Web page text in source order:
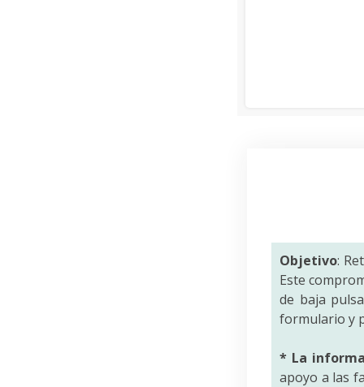
Objetivo:
Este
de baja
formulario y
* La
apoyo a las